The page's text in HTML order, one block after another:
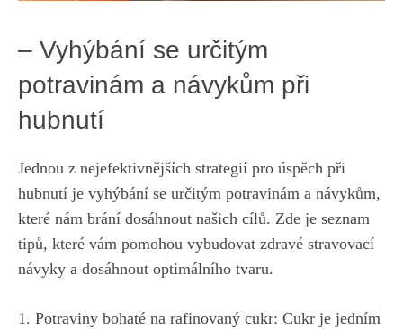
– Vyhýbání se určitým
potravinám a návykům‍ při
hubnutí
Jednou z‌ nejefektivnějších strategií pro úspěch při
hubnutí je vyhýbání se určitým potravinám⁢ a ‍návykům,
které nám brání dosáhnout našich ⁤cílů. Zde je seznam
‌tipů, které ⁢vám pomohou vybudovat zdravé ‍stravovací
návyky a dosáhnout optimálního tvaru.
1. Potraviny bohaté na rafinovaný cukr: Cukr je jedním